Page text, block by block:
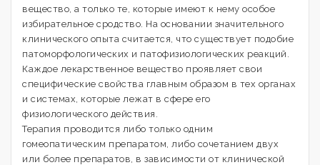
вещество, а только те, которые имеют к нему особое
избирательное сродство. На основании значительного
клинического опыта считается, что существует подобие
патоморфологических и патофизиологических реакций.
Каждое лекарственное вещество проявляет свои
специфические свойства главным образом в тех органах
и системах, которые лежат в сфере его
физиологического действия.
Терапия проводится либо только одним
гомеопатическим препаратом, либо сочетанием двух
или более препаратов, в зависимости от клинической